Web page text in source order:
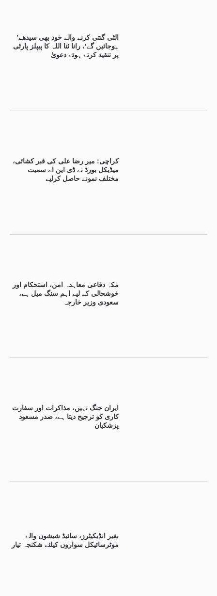
’الٹی گنتی کرنے والے خود بھی سیدھے
ہوجائیں گے‘، رانا ثنا اللہ کا پیپلز پارٹی
پر تنقید کرتے ہوئے دعویٰ
کراچی: میر رضا علی کی قبر کشائی،
میڈیکل بورڈ نے ڈی این اے سمیت
مختلف نمونے حاصل کرلیے
مکہ دفاعی معاہدہ امن، استحکام اور
خوشحالی کے لیے اہم سنگ میل ہے،
سعودی وزیر خارجہ
ایران جنگ نہیں، مذاکرات اور سفارت
کاری کو ترجیح دیتا ہے، صدر مسعود
پزشکیان
بغیر انڈیکیٹرز، سائیڈ شیشوں والے
موٹرسائیکل سواروں کیلئے شکنجہ تیار